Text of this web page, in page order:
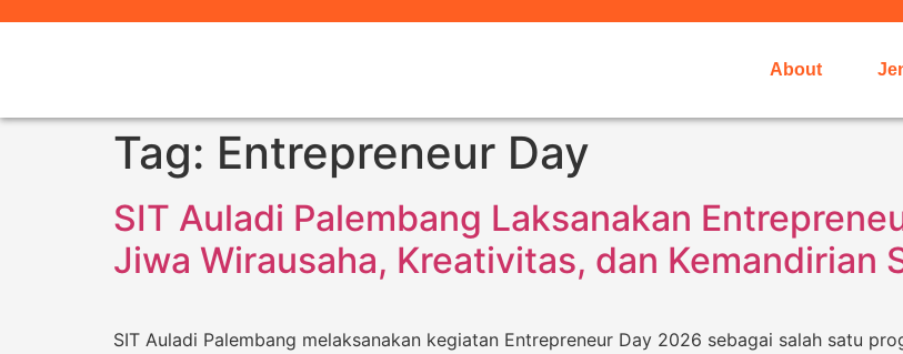
About
Tag: Entrepreneur Day
SIT Auladi Palembang Laksanakan
Jiwa Wirausaha, Kreativitas, dan Kemandirian
SIT Auladi Palembang melaksanakan kegiatan Entrepreneur Day 2026 sebagai salah satu